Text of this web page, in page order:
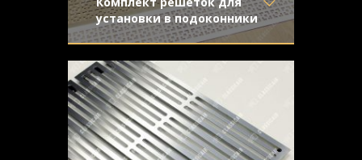
установки в подоконники
Материал- ЛатуньАлюминий
Отделка- ПокраскаСтарение
с эффектом затёртости
Узор- Соединенные
квадраты
Конструкция- Плоская
покраску - два вида обработки
поверхности в один интерьер.